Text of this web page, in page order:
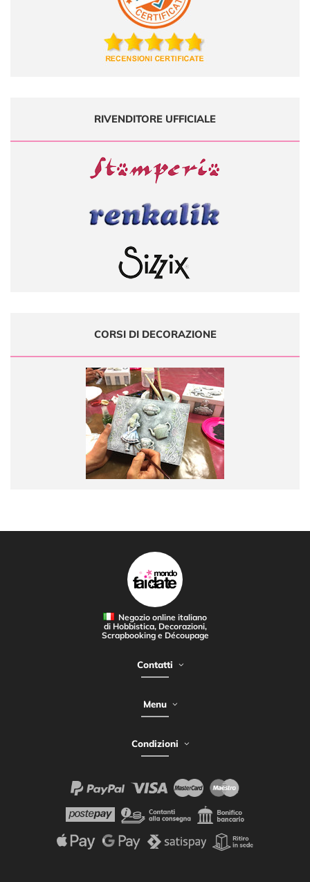
RIVENDITORE UFFICIALE
CORSI DI DECORAZIONE
Negozio online italiano
di Hobbistica, Decorazioni,
Scrapbooking e Découpage
Contatti
Menu
Condizioni